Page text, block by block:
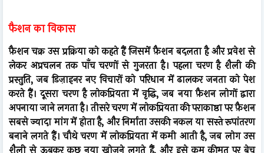
फैशन का विकास
फ़ैशन चक्र उस प्रक्रिया को कहते हैं जिसमें फ़ैशन बदलता है और प्रवेश से
लेकर अप्रचलन तक पाँच चरणों से गुजरता है। पहला चरण है शैली की
प्रस्तुति, जब डिज़ाइनर नए विचारों को परिधान में ढालकर जनता को पेश
करते हैं। दूसरा चरण है लोकप्रियता में वृद्धि, जब नया फ़ैशन लोगों द्वारा
अपनाया जाने लगता है। तीसरे चरण में लोकप्रियता की पराकाष्ठा पर फ़ैशन
सबसे ज्यादा मांग में होता है, और निर्माता उसकी नकल या सस्ते रूपांतरण
बनाने लगते हैं। चौथे चरण में लोकप्रियता में कमी आती है, जब लोग उस